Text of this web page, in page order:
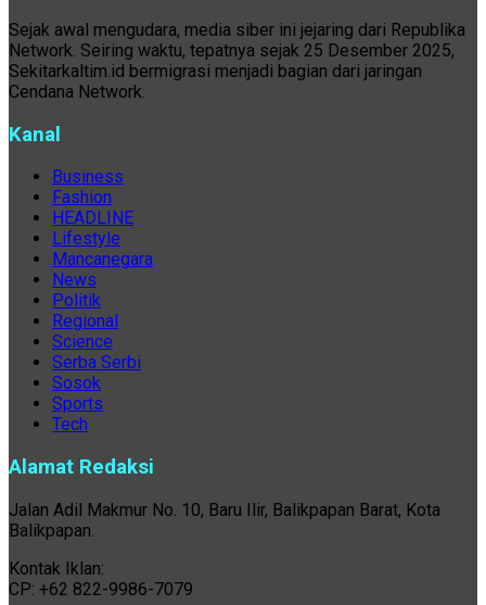
Sejak awal mengudara, media siber ini jejaring dari Republika
Network. Seiring waktu, tepatnya sejak 25 Desember 2025,
Sekitarkaltim.id bermigrasi menjadi bagian dari jaringan
Cendana Network.
Kanal
Business
Fashion
HEADLINE
Lifestyle
Mancanegara
News
Politik
Regional
Science
Serba Serbi
Sosok
Sports
Tech
Alamat Redaksi
Jalan Adil Makmur No. 10, Baru Ilir, Balikpapan Barat, Kota
Balikpapan.
Kontak Iklan:
CP: +62 822-9986-7079